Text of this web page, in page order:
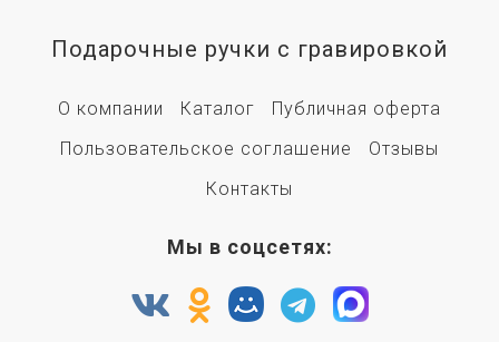
Подарочные ручки с гравировкой
О компании Каталог
Публичная оферта
Пользовательское соглашение
Отзывы
Контакты
Мы в соцсетях: